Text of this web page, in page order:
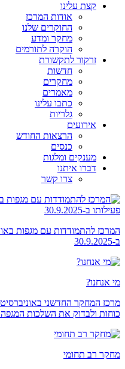
קצת עלינו
אודות המרכז
החוקרים שלנו
מחקר ומדע
הוקרה לתורמים
זרקור לתקשורת
חדשות
מחקרים
מאמרים
כתבו עלינו
גלריות
אירועים
הרצאות החודש
כנסים
מענקים ומלגות
דברו איתנו
צרו קשר
המרכז להתמודדות עם מגפות
ב-30.9.2025
מי אנחנו?
מרכז המחקר החדשני
כוחות ולבדוק את השלכות
מחקר רב תחומי